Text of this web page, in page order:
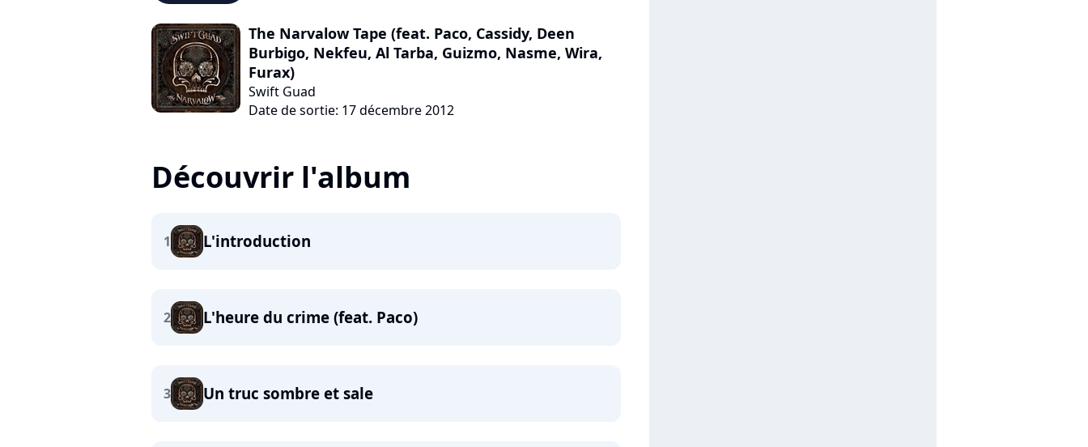
The Narvalow Tape (feat. Paco, Cassidy, Deen
Burbigo, Nekfeu, Al Tarba, Guizmo, Nasme, Wira,
Furax)
Swift Guad
Date de sortie: 17 décembre 2012
Découvrir l'album
1 L'introduction
2 L'heure du crime (feat. Paco)
3 Un truc sombre et sale